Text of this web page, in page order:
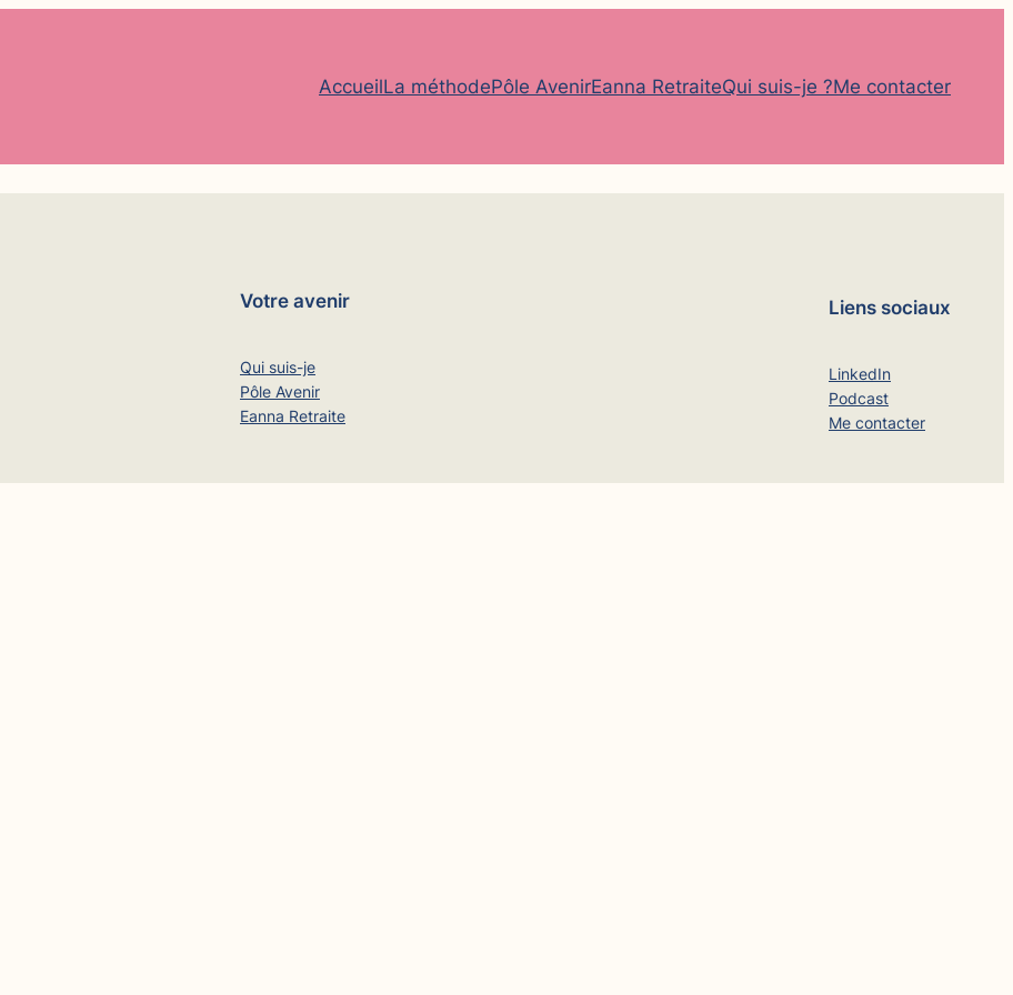
AccueilLa méthodePôle AvenirEanna RetraiteQui suis-je ?Me contacter
Votre avenir
Qui suis-je
Pôle Avenir
Eanna Retraite
Liens sociaux
LinkedIn
Podcast
Me contacter